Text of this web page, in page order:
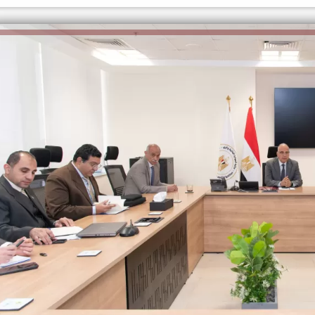
إلهام شرشر تكتب: دي مبقتش كورة..
دي سياسة
الكاتبة إلهام شرشر تهنئ الرئيس
السيسي بعيد ميلاده وتُشيد بجهوده
في بناء الدولة